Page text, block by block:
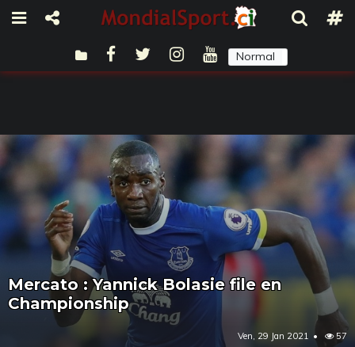
Normal
Mercato : Yannick Bolasie file en
Championship
Ven, 29 Jan 2021 57